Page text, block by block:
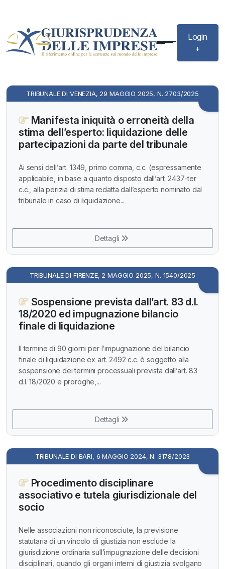
Login
+
TRIBUNALE DI VENEZIA, 29 MAGGIO 2025, N. 2703/2025
Manifesta iniquità o erroneità della
stima dell’esperto: liquidazione delle
partecipazioni da parte del tribunale
Ai sensi dell’art. 1349, primo comma, c.c. (espressamente
applicabile, in base a quanto disposto dall’art. 2437-ter
c.c., alla perizia di stima redatta dall’esperto nominato dal
tribunale in caso di liquidazione...
Dettagli
TRIBUNALE DI FIRENZE, 2 MAGGIO 2025, N. 1540/2025
Sospensione prevista dall’art. 83 d.l.
18/2020 ed impugnazione bilancio
finale di liquidazione
Il termine di 90 giorni per l’impugnazione del bilancio
finale di liquidazione ex art. 2492 c.c. è soggetto alla
sospensione dei termini processuali prevista dall’art. 83
d.l. 18/2020 e proroghe,...
Dettagli
TRIBUNALE DI BARI, 6 MAGGIO 2024, N. 3178/2023
Procedimento disciplinare
associativo e tutela giurisdizionale del
socio
Nelle associazioni non riconosciute, la previsione
statutaria di un vincolo di giustizia non esclude la
giurisdizione ordinaria sull’impugnazione delle decisioni
disciplinari, quando gli organi interni di giustizia svolgano